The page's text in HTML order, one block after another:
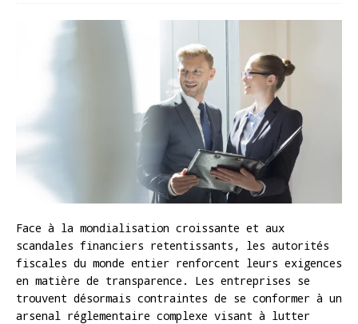
Face à la mondialisation croissante et aux
scandales financiers retentissants, les autorités
fiscales du monde entier renforcent leurs exigences
en matière de transparence. Les entreprises se
trouvent désormais contraintes de se conformer à un
arsenal réglementaire complexe visant à lutter